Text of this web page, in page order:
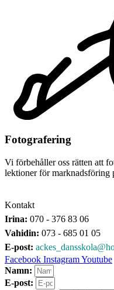
Fotografering
Vi förbehåller oss rätten att
lektioner för marknadsföring
Kontakt
Irina: 070 - 376 83 06
Vahidin: 073 - 685 01 05
E-post:
Facebook InstagramYoutube
Namn:
E-post: